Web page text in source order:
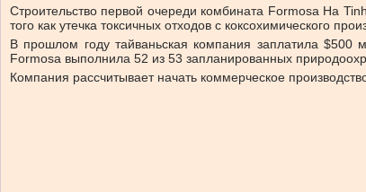
Строительство первой очереди комбината Formosa Ha
того как утечка токсичных отходов с коксохимического
В прошлом году тайваньская компания заплатила $500
Formosa выполнила 52 из 53 запланированных
Компания рассчитывает начать коммерческое